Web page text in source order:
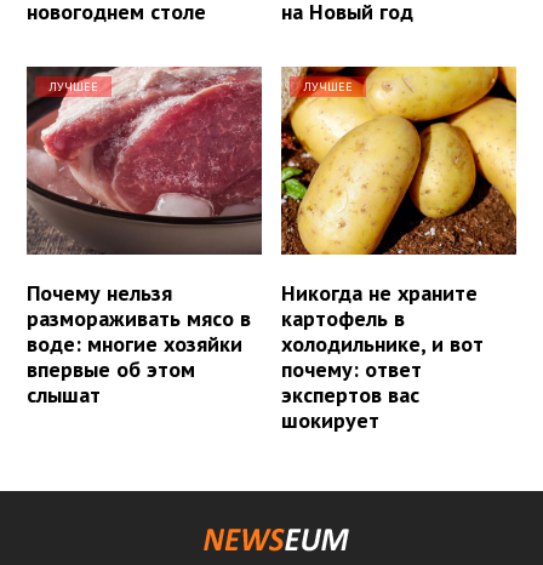
новогоднем столе
на Новый год
ЛУЧШЕЕ
Почему нельзя
размораживать мясо в
воде: многие хозяйки
впервые об этом
слышат
ЛУЧШЕЕ
Никогда не храните
картофель в
холодильнике, и вот
почему: ответ
экспертов вас
шокирует